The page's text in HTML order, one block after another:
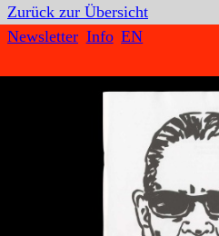
Zurück zur Übersicht
Newsletter Info EN